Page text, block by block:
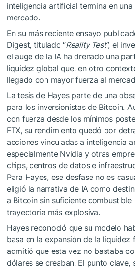
inteligencia artificial termina en
mercado.
En su más reciente ensayo
Digest, titulado “Reality Test”, el
el auge de la IA ha drenado una
liquidez global que, en otro
llegado con mayor fuerza al
La tesis de Hayes parte de una
para los inversionistas de Bitcoin.
con fuerza desde los mínimos
FTX, su rendimiento quedó por
acciones vinculadas a inteligencia
especialmente Nvidia y otras
chips, centros de datos e
Para Hayes, ese desfase no es
eligió la narrativa de IA como
a Bitcoin sin suficiente combustible
trayectoria más explosiva.
Hayes reconoció que su modelo
basa en la expansión de la liquidez
admitió que esta vez no bastaba
dólares se creaban. El punto clave,